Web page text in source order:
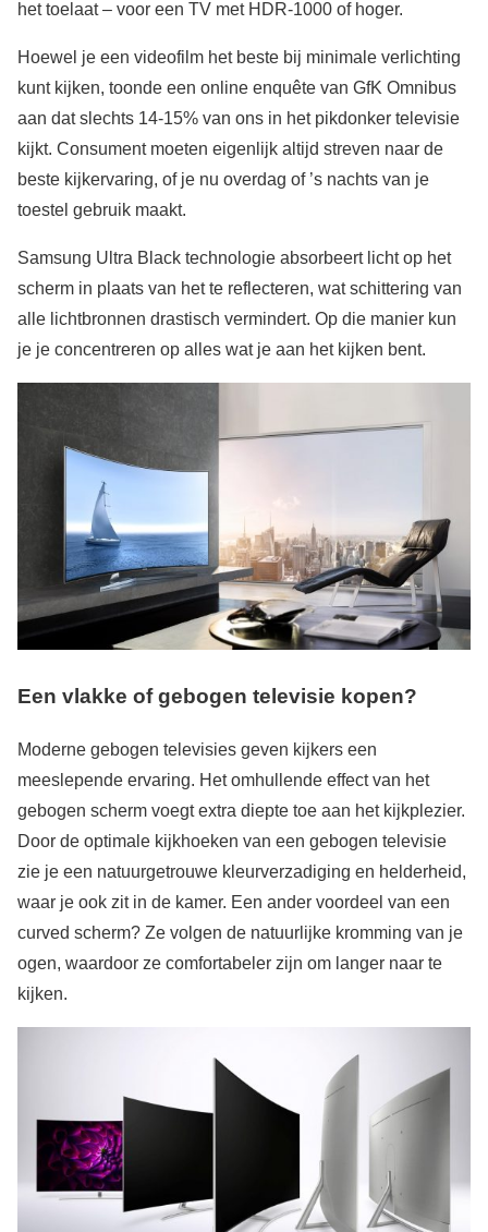
het toelaat – voor een TV met HDR-1000 of hoger.
Hoewel je een videofilm het beste bij minimale verlichting
kunt kijken, toonde een online enquête van GfK Omnibus
aan dat slechts 14-15% van ons in het pikdonker televisie
kijkt. Consument moeten eigenlijk altijd streven naar de
beste kijkervaring, of je nu overdag of ’s nachts van je
toestel gebruik maakt.
Samsung Ultra Black technologie absorbeert licht op het
scherm in plaats van het te reflecteren, wat schittering van
alle lichtbronnen drastisch vermindert. Op die manier kun
je je concentreren op alles wat je aan het kijken bent.
Een vlakke of gebogen televisie kopen?
Moderne gebogen televisies geven kijkers een
meeslepende ervaring. Het omhullende effect van het
gebogen scherm voegt extra diepte toe aan het kijkplezier.
Door de optimale kijkhoeken van een gebogen televisie
zie je een natuurgetrouwe kleurverzadiging en helderheid,
waar je ook zit in de kamer. Een ander voordeel van een
curved scherm? Ze volgen de natuurlijke kromming van je
ogen, waardoor ze comfortabeler zijn om langer naar te
kijken.